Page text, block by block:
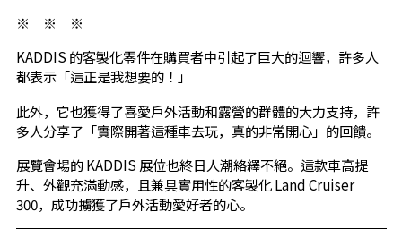
※ ※ ※
KADDIS 的客製化零件在購買者中引起了巨大的迴響，許多人
都表示「這正是我想要的！」
此外，它也獲得了喜愛戶外活動和露營的群體的大力支持，許
多人分享了「實際開著這種車去玩，真的非常開心」的回饋。
展覽會場的 KADDIS 展位也終日人潮絡繹不絕。這款車高提
升、外觀充滿動感，且兼具實用性的客製化 Land Cruiser
300，成功擄獲了戶外活動愛好者的心。